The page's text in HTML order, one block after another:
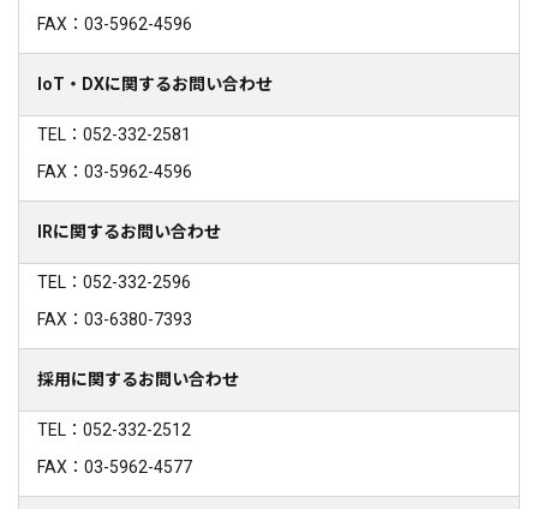
FAX：03-5962-4596
IoT・DXに関するお問い合わせ
TEL：052-332-2581
FAX：03-5962-4596
IRに関するお問い合わせ
TEL：052-332-2596
FAX：03-6380-7393
採用に関するお問い合わせ
TEL：052-332-2512
FAX：03-5962-4577